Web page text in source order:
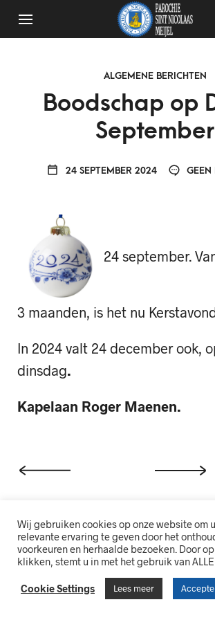
ALGEMENE BERICHTEN
Boodschap op
September
24 SEPTEMBER 2024 GEEN
24 september.
3 maanden, is het nu
In 2024 valt 24 december ook,
dinsdag.
Kapelaan Roger Maenen.
Wij gebruiken cookies op onze website om
relevante ervaring te geven door het
voorkeuren en herhaalde bezoeken. Door
klikken, stemt u in met het gebruik van ALLE
Cookie Settings Lees meer